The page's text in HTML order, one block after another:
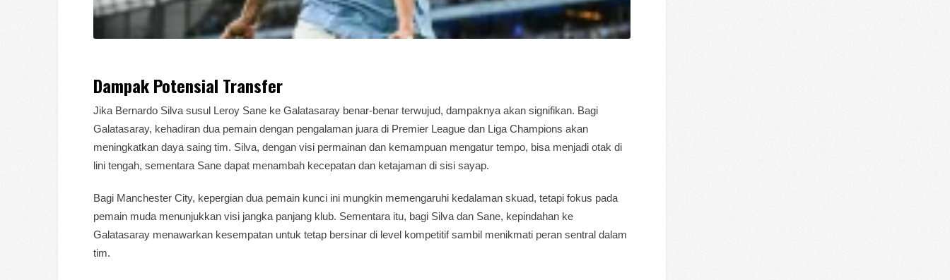
Dampak Potensial Transfer
Jika Bernardo Silva susul Leroy Sane ke Galatasaray benar-benar terwujud, dampaknya akan signifikan. Bagi
Galatasaray, kehadiran dua pemain dengan pengalaman juara di Premier League dan Liga Champions akan
meningkatkan daya saing tim. Silva, dengan visi permainan dan kemampuan mengatur tempo, bisa menjadi otak di
lini tengah, sementara Sane dapat menambah kecepatan dan ketajaman di sisi sayap.
Bagi Manchester City, kepergian dua pemain kunci ini mungkin memengaruhi kedalaman skuad, tetapi fokus pada
pemain muda menunjukkan visi jangka panjang klub. Sementara itu, bagi Silva dan Sane, kepindahan ke
Galatasaray menawarkan kesempatan untuk tetap bersinar di level kompetitif sambil menikmati peran sentral dalam
tim.